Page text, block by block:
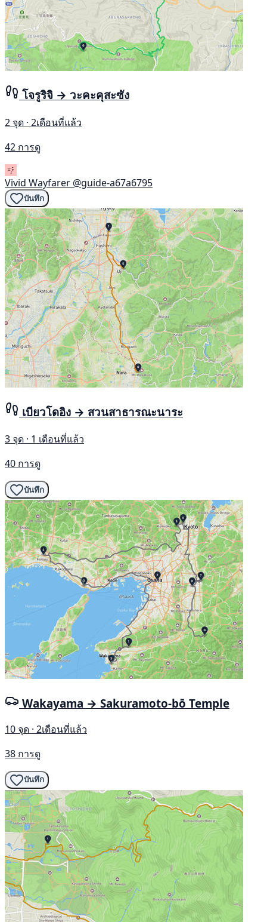
โจรูริจิ → วะคะคุสะซัง
2 จุด · 2เดือนที่แล้ว
42 การดู
Vivid Wayfarer @guide-a67a6795
บันทึก
เบียวโดอิง → สวนสาธารณะนาระ
3 จุด · 1 เดือนที่แล้ว
40 การดู
บันทึก
Wakayama → Sakuramoto-bō Temple
10 จุด · 2เดือนที่แล้ว
38 การดู
บันทึก